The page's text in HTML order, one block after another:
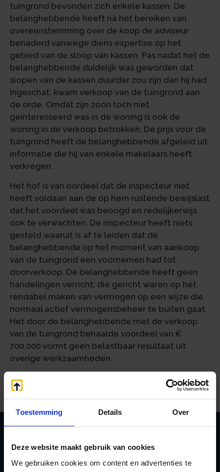
Toestemming Details Over
Deze website maakt gebruik van cookies
We gebruiken cookies om content en advertenties te
tuingrond bevonden zich enkele kassen. De
belanghebbende heeft na het bereiken van
overeenstemming over de koop de adviseur
benaderd vanwege diens expertise op het
gebied van de sloop van kassen. Pas nadat het de
belanghebbende duidelijk was geworden dat
slopen van de kassen duurder zou zijn dan hij had
ingeschat, kwam verkoop van de tuingrond aan
de orde. Omdat zijn zoon toch niet
geïnteresseerd was in de woning is ook de
woning in de verkoop betrokken. De prijs voor de
tuingrond heeft de belanghebbende afgeleid uit
informatie die hij van enkele makelaars heeft
verkregen.
Het hof is van oordeel dat de inspecteur niet
heeft voldaan aan de op hem rustende bewijslast
dat het voordeel was beoogd en redelijkerwijs
ook te verwachten. De inspecteur heeft niets
gesteld waaruit is af te leiden dat de
belanghebbende op het moment van aankoop
van de tuingrond een voornemen had tot
doorverkoop. De belanghebbende heeft geen
handelingen verricht, die gericht waren op het
rendabel maken van vermogen op een wijze die
normaal actief vermogensbeheer te buiten gaat.
Het door de belanghebbende met de verkoop
van de tuingrond behaalde voordeel van €
700.000 vormt geen belastbaar resultaat uit
overige werkzaamheden.
ECLINLGHDHA20231354, BK-23/00048 | 11-07-2023
Zoeken